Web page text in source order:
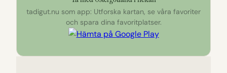
tadigut.nu som app: Utforska kartan, se våra favoriter
och spara dina favoritplatser.